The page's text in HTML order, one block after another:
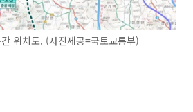
위치도. (사진제공=국토교통부)